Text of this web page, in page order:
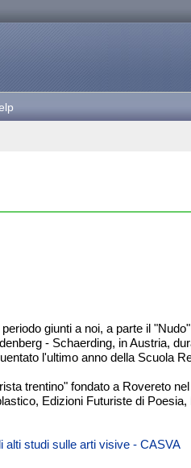
giunti a noi, a parte il
- Schaerding, in Austria,
l'ultimo anno della Scuola
trentino" fondato a Rovereto
Edizioni Futuriste di Poesia,
alti studi sulle arti visive - CASVA